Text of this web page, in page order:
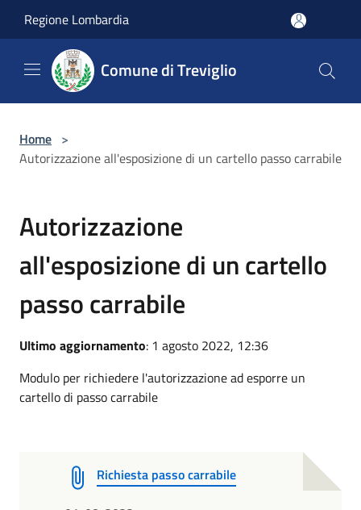
Regione Lombardia
Comune di Treviglio
Home >
Autorizzazione all'esposizione di un cartello passo carrabile
Autorizzazione
all'esposizione di un cartello
passo carrabile
Ultimo aggiornamento: 1 agosto 2022, 12:36
Modulo per richiedere l'autorizzazione ad esporre un
cartello di passo carrabile
Richiesta passo carrabile